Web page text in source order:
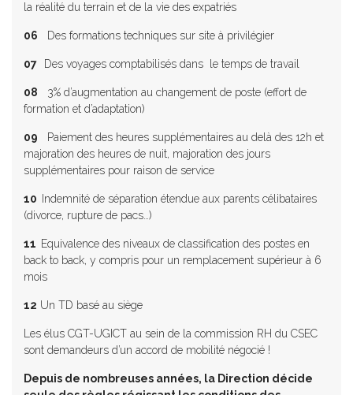
la réalité du terrain et de la vie des expatriés
06 Des formations techniques sur site à privilégier
07 Des voyages comptabilisés dans le temps de travail
08 3% d’augmentation au changement de poste (effort de
formation et d’adaptation)
09 Paiement des heures supplémentaires au delà des 12h et
majoration des heures de nuit, majoration des jours
supplémentaires pour raison de service
10
Indemnité de séparation étendue aux parents célibataires
(divorce, rupture de pacs…)
11 Equivalence des niveaux de classification des postes en
back to back, y compris pour un remplacement supérieur à 6
mois
12 Un TD basé au siège
Les élus CGT-UGICT au sein de la commission RH du CSEC
sont demandeurs d’un accord de mobilité négocié !
Depuis de nombreuses années, la Direction décide